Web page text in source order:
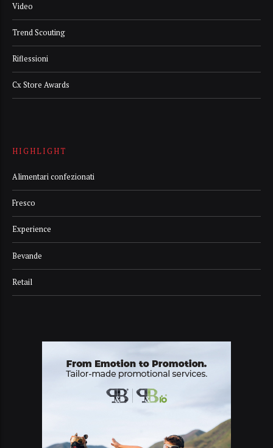
Video
Trend Scouting
Riflessioni
Cx Store Awards
HIGHLIGHT
Alimentari confezionati
Fresco
Experience
Bevande
Retail